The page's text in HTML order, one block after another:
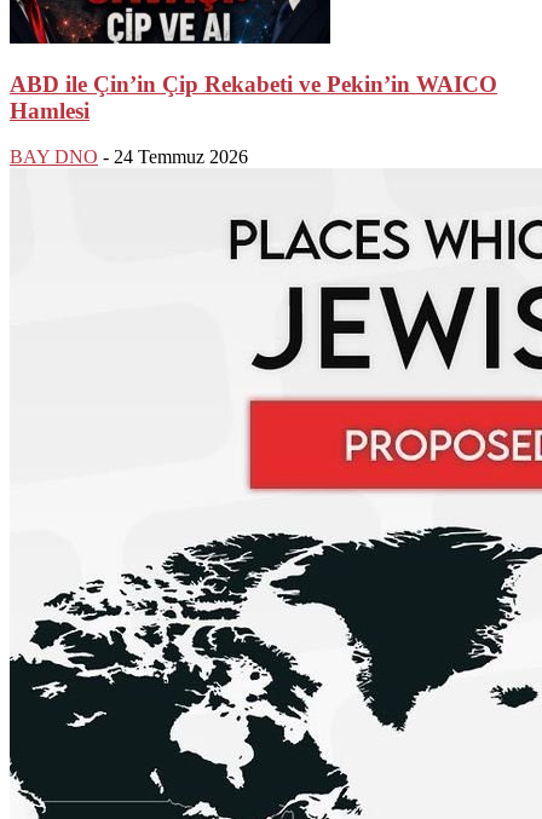
ABD ile Çin’in Çip Rekabeti ve Pekin’in WAICO
Hamlesi
BAY DNO - 24 Temmuz 2026